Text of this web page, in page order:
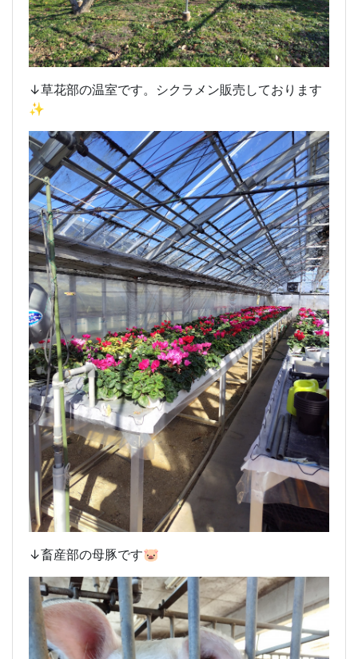
↓草花部の温室です。シクラメン販売しております
✨
↓畜産部の母豚です🐷